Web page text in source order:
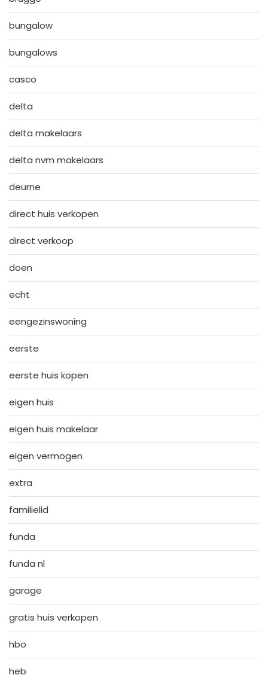
bungalow
bungalows
casco
delta
delta makelaars
delta nvm makelaars
deurne
direct huis verkopen
direct verkoop
doen
echt
eengezinswoning
eerste
eerste huis kopen
eigen huis
eigen huis makelaar
eigen vermogen
extra
familielid
funda
funda nl
garage
gratis huis verkopen
hbo
heb